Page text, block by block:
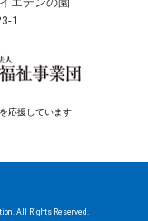
1
応援しています
All Rights Reserved.